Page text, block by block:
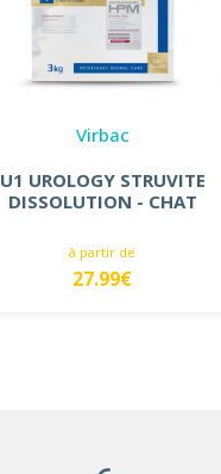
Virbac
U1 UROLOGY STRUVITE
DISSOLUTION - CHAT
à partir de
27.99€